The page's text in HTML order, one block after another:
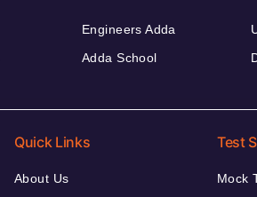
Engineers Adda
Adda School
Quick Links
About Us
Test
Mock